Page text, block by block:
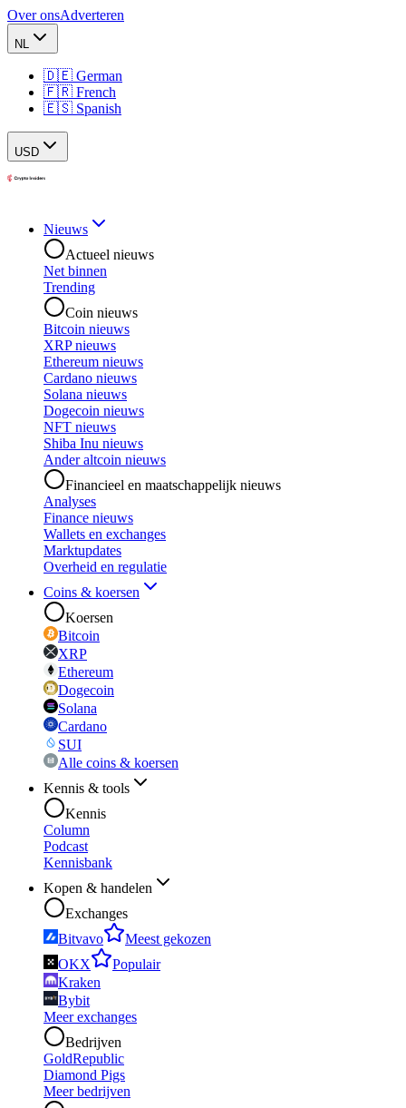
Over onsAdverteren
NL
🇩🇪 German
🇫🇷 French
🇪🇸 Spanish
USD
Nieuws
Actueel nieuws
Net binnen
Trending
Coin nieuws
Bitcoin nieuws
XRP nieuws
Ethereum nieuws
Cardano nieuws
Solana nieuws
Dogecoin nieuws
NFT nieuws
Shiba Inu nieuws
Ander altcoin nieuws
Financieel en maatschappelijk nieuws
Analyses
Finance nieuws
Wallets en exchanges
Marktupdates
Overheid en regulatie
Coins & koersen
Koersen
Bitcoin
XRP
Ethereum
Dogecoin
Solana
Cardano
SUI
Alle coins & koersen
Kennis & tools
Kennis
Column
Podcast
Kennisbank
Kopen & handelen
Exchanges
Bitvavo
Meest gekozen
OKX
Populair
Kraken
Bybit
Meer exchanges
Bedrijven
GoldRepublic
Diamond Pigs
Meer bedrijven